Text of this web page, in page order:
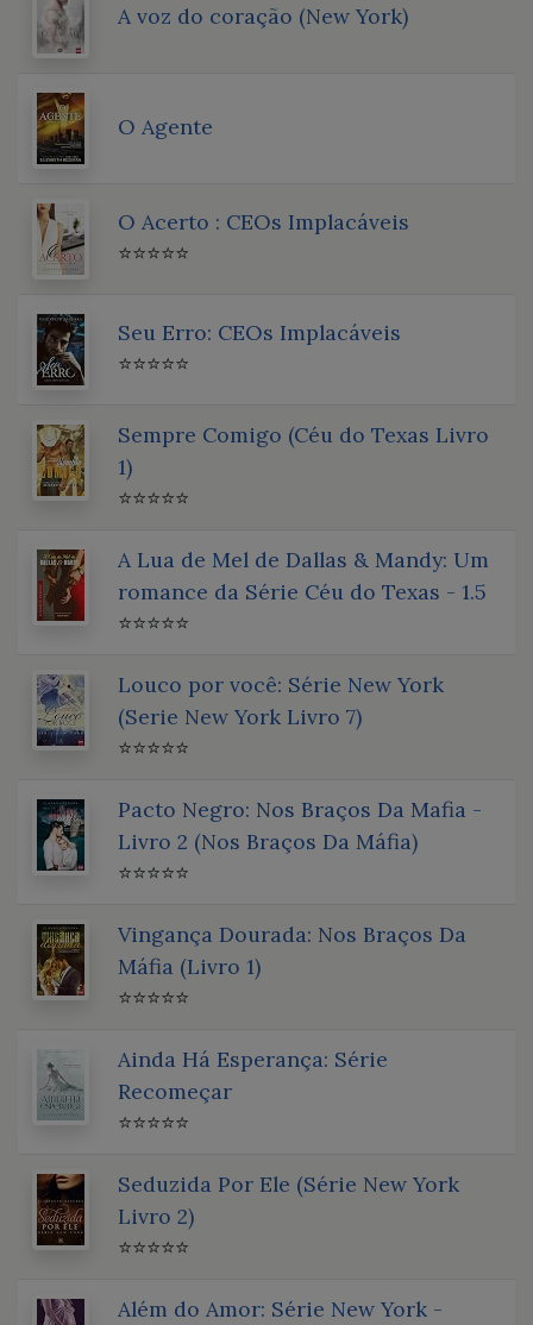
A voz do coração (New York)
O Agente
O Acerto : CEOs Implacáveis
⭐⭐⭐⭐⭐
Seu Erro: CEOs Implacáveis
⭐⭐⭐⭐⭐
Sempre Comigo (Céu do Texas Livro
1)
⭐⭐⭐⭐⭐
A Lua de Mel de Dallas & Mandy: Um
romance da Série Céu do Texas - 1.5
⭐⭐⭐⭐⭐
Louco por você: Série New York
(Serie New York Livro 7)
⭐⭐⭐⭐⭐
Pacto Negro: Nos Braços Da Mafia -
Livro 2 (Nos Braços Da Máfia)
⭐⭐⭐⭐⭐
Vingança Dourada: Nos Braços Da
Máfia (Livro 1)
⭐⭐⭐⭐⭐
Ainda Há Esperança: Série
Recomeçar
⭐⭐⭐⭐⭐
Seduzida Por Ele (Série New York
Livro 2)
⭐⭐⭐⭐⭐
Além do Amor: Série New York -